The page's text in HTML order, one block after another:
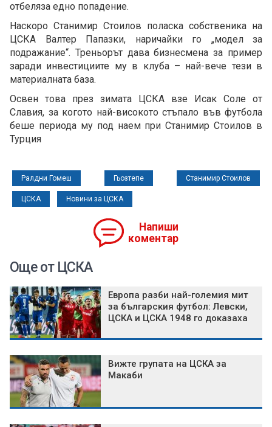
отбеляза едно попадение.
Наскоро Станимир Стоилов поласка собственика на
ЦСКА Валтер Папазки, наричайки го „модел за
подражание“. Треньорът дава бизнесмена за пример
заради инвестициите му в клуба – най-вече тези в
материалната база.
Освен това през зимата ЦСКА взе Исак Соле от
Славия, за когото най-високото стъпало във футбола
беше периода му под наем при Станимир Стоилов в
Турция
Ралдни Гомеш Гьозтепе Станимир Стоилов
ЦСКА Новини за ЦСКА
Напиши
коментар
Още от ЦСКА
Европа разби най-големия мит
за българския футбол: Левски,
ЦСКА и ЦСКА 1948 го доказаха
Вижте групата на ЦСКА за
Макаби